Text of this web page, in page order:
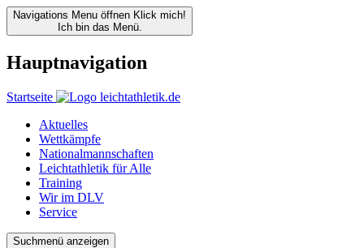
Navigations Menu öffnen Klick mich!
Ich bin das Menü.
Hauptnavigation
Startseite
Aktuelles
Wettkämpfe
Nationalmannschaften
Leichtathletik für Alle
Training
Wir im DLV
Service
Suchmenü anzeigen